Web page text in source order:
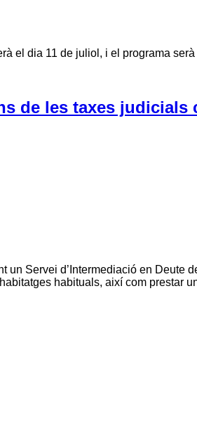
el dia 11 de juliol, i el programa
de les taxes judicials
Servei d’Intermediació en Deute
habituals, així com prestar